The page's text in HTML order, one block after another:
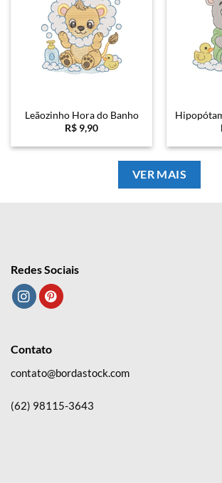
Leãozinho Hora do Banho
R$ 9,90
VER MAIS
Redes Sociais
Contato
contato@bordastock.com
(62) 98115-3643